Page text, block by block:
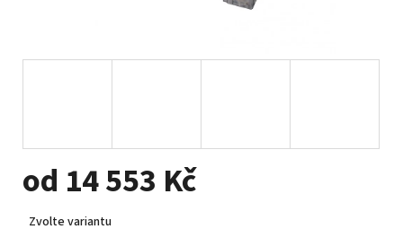
od 14 553 Kč
cena:
Zvolte variantu